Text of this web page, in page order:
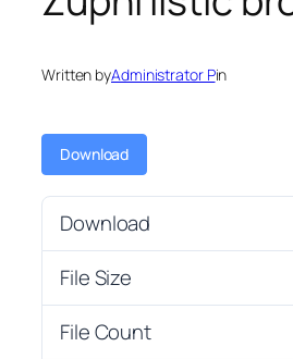
Written byAdministrator Pin
Download
Download
File Size
File Count